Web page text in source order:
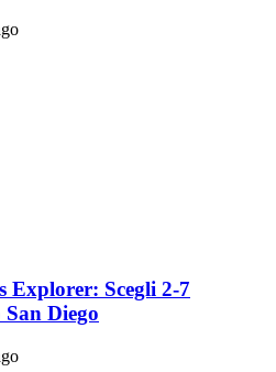
Explorer: Scegli 2-7
Diego